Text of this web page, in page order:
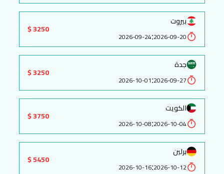
بيروت
2026-09-20
:
2026-09-24
3250 $
جدة
2026-09-27
:
2026-10-01
3250 $
الكويت
2026-10-04
:
2026-10-08
3750 $
برلين
2026-10-12
:
2026-10-16
5450 $